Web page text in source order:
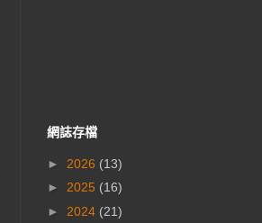
網誌存檔
► 2026 (13)
► 2025 (16)
► 2024 (21)